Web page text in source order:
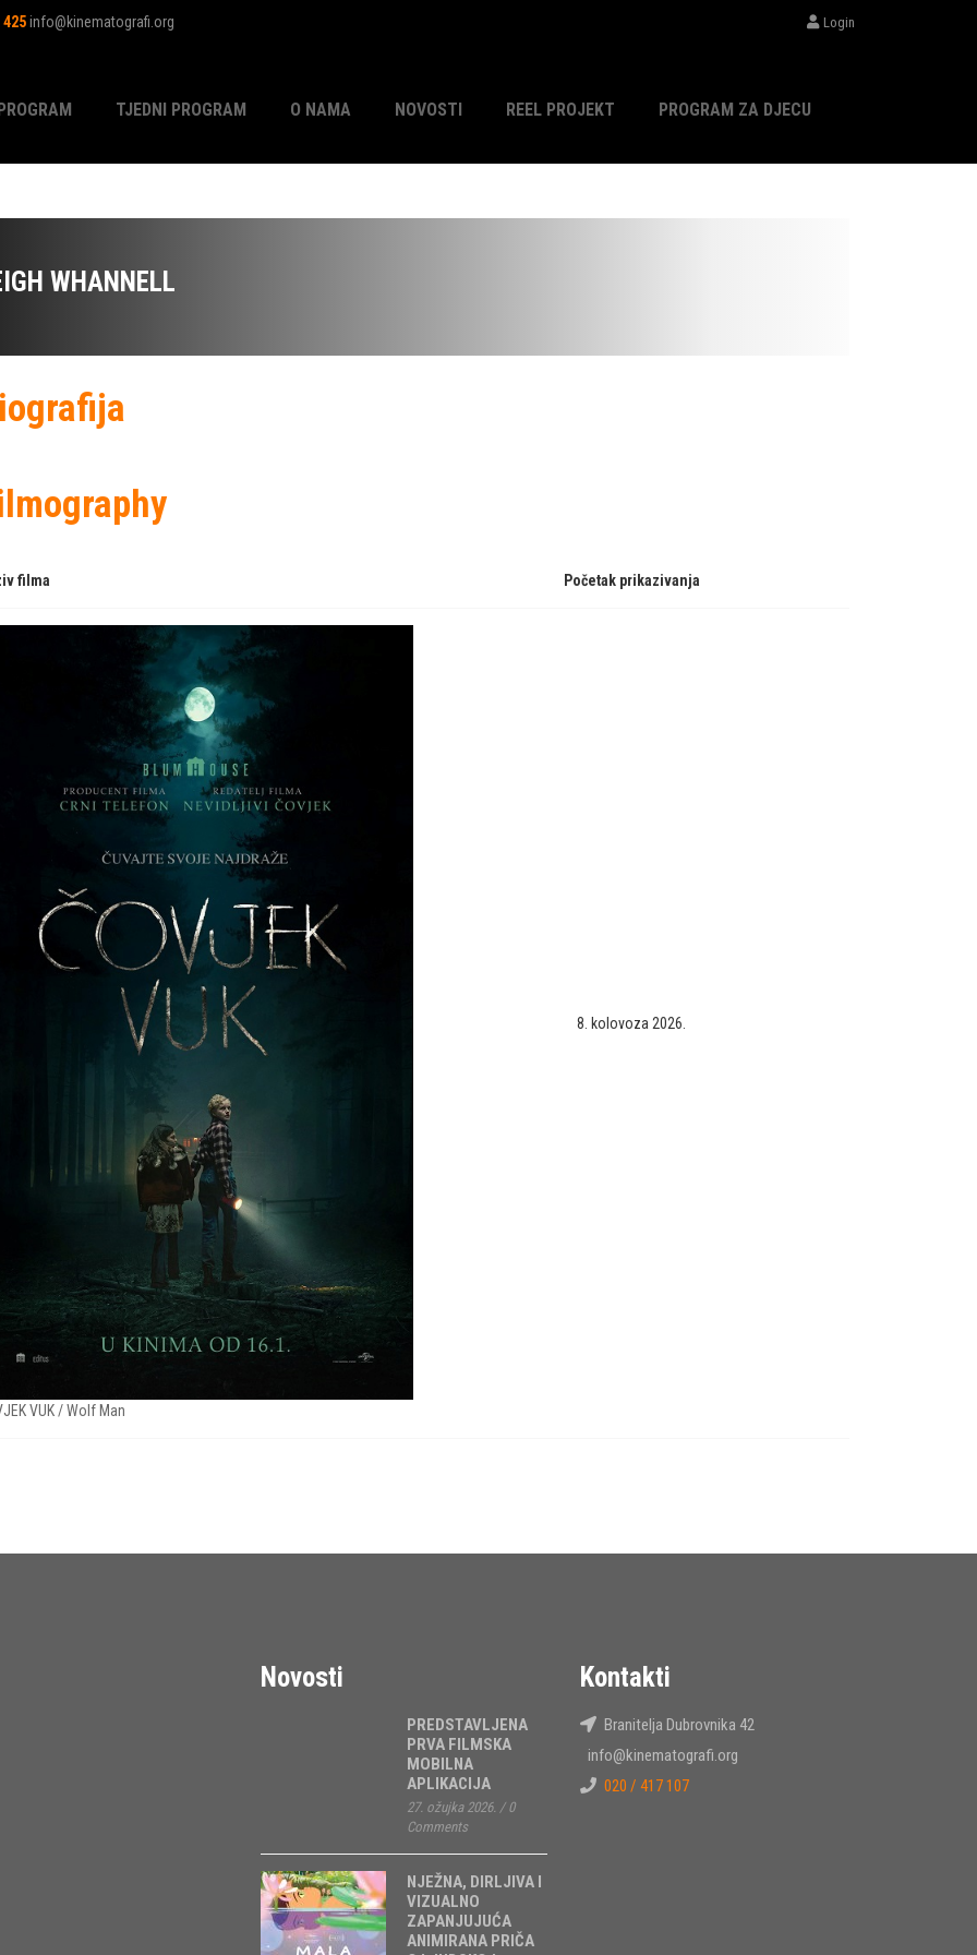
info@kinematografi.org Login
TJEDNI PROGRAM O NAMA NOVOSTI REEL PROJEKT PROGRAM ZA DJECU
WHANNELL
filma Početak prikazivanja
VUK / Wolf Man
8. kolovoza 2026.
Novosti
PREDSTAVLJENA
PRVA FILMSKA
MOBILNA
APLIKACIJA
27. ožujka 2026. / 0
Comments
NJEŽNA, DIRLJIVA I
VIZUALNO
ZAPANJUJUĆA
ANIMIRANA PRIČA
Kontakti
Branitelja Dubrovnika 42
info@kinematografi.org
020 / 417 107